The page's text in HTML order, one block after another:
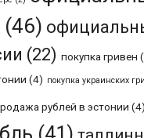
(46)
(22) покупка гривен
(4) покупка украинских
рублей в эстонии (4)
(41)